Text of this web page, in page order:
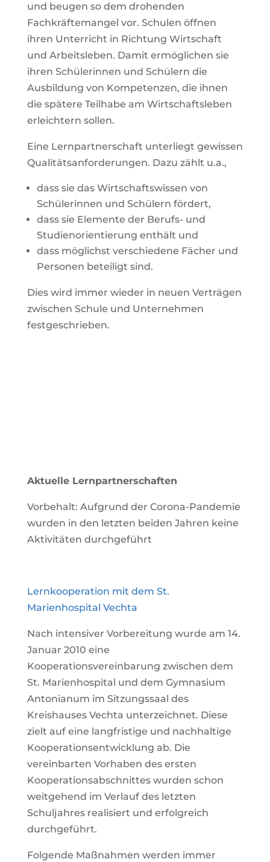
und beugen so dem drohenden
Fachkräftemangel vor. Schulen öffnen
ihren Unterricht in Richtung Wirtschaft
und Arbeitsleben. Damit ermöglichen sie
ihren Schülerinnen und Schülern die
Ausbildung von Kompetenzen, die ihnen
die spätere Teilhabe am Wirtschaftsleben
erleichtern sollen.
Eine Lernpartnerschaft unterliegt gewissen
Qualitätsanforderungen. Dazu zählt u.a.,
dass sie das Wirtschaftswissen von
Schülerinnen und Schülern fördert,
dass sie Elemente der Berufs- und
Studienorientierung enthält und
dass möglichst verschiedene Fächer und
Personen beteiligt sind.
Dies wird immer wieder in neuen Verträgen
zwischen Schule und Unternehmen
festgeschrieben.
Aktuelle Lernpartnerschaften
Vorbehalt: Aufgrund der Corona-Pandemie
wurden in den letzten beiden Jahren keine
Aktivitäten durchgeführt
Lernkooperation mit dem St.
Marienhospital Vechta
Nach intensiver Vorbereitung wurde am 14.
Januar 2010 eine
Kooperationsvereinbarung zwischen dem
St. Marienhospital und dem Gymnasium
Antonianum im Sitzungssaal des
Kreishauses Vechta unterzeichnet. Diese
zielt auf eine langfristige und nachhaltige
Kooperationsentwicklung ab. Die
vereinbarten Vorhaben des ersten
Kooperationsabschnittes wurden schon
weitgehend im Verlauf des letzten
Schuljahres realisiert und erfolgreich
durchgeführt.
Folgende Maßnahmen werden immer